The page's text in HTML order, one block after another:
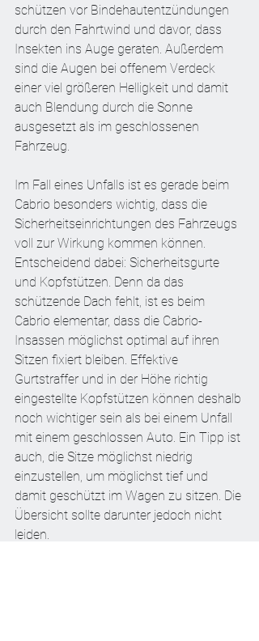
schützen vor Bindehautentzündungen
durch den Fahrtwind und davor, dass
Insekten ins Auge geraten. Außerdem
sind die Augen bei offenem Verdeck
einer viel größeren Helligkeit und damit
auch Blendung durch die Sonne
ausgesetzt als im geschlossenen
Fahrzeug.
Im Fall eines Unfalls ist es gerade beim
Cabrio besonders wichtig, dass die
Sicherheitseinrichtungen des Fahrzeugs
voll zur Wirkung kommen können.
Entscheidend dabei: Sicherheitsgurte
und Kopfstützen. Denn da das
schützende Dach fehlt, ist es beim
Cabrio elementar, dass die Cabrio-
Insassen möglichst optimal auf ihren
Sitzen fixiert bleiben. Effektive
Gurtstraffer und in der Höhe richtig
eingestellte Kopfstützen können deshalb
noch wichtiger sein als bei einem Unfall
mit einem geschlossen Auto. Ein Tipp ist
auch, die Sitze möglichst niedrig
einzustellen, um möglichst tief und
damit geschützt im Wagen zu sitzen. Die
Übersicht sollte darunter jedoch nicht
leiden.